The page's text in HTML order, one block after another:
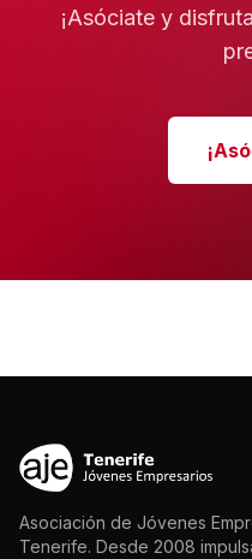
¡Asóciate y
Asociación de Jóvenes
Tenerife. Desde 2008